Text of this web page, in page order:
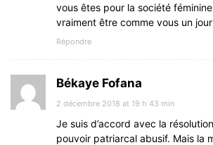
vous êtes pour la société
vraiment être comme vous un
Répondre
Békaye Fofana
2 décembre 2018 at 19 h 43 min
Je suis d’accord avec la
pouvoir patriarcal abusif. Mais la